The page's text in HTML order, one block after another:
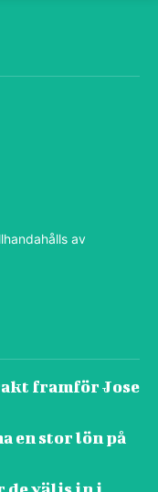
av
framför Jose
en stor lön på